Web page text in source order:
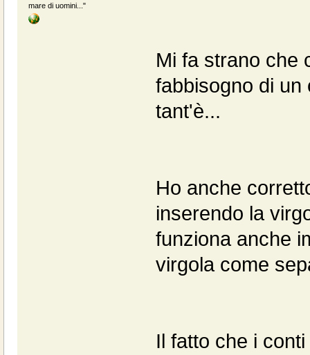
mare di uomini..."
Mi fa strano che
fabbisogno di un
tant'è...
Ho anche
inserendo la
funziona anche
virgola come
Il fatto che i